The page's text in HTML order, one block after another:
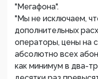
"Мегафона".
"Мы не исключаем,
дополнительных
операторы, цены на
абсолютно всех
как минимум в два-